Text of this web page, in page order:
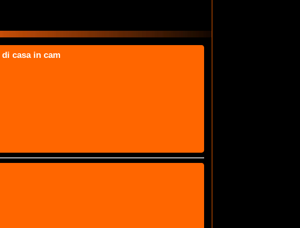
casa in cam